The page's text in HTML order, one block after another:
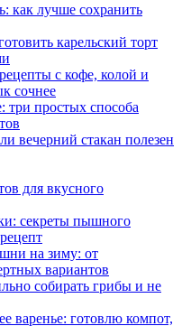
как лучше сохранить
карельский торт
с кофе, колой и
сочнее
три простых способа
вечерний стакан полезен
для вкусного
секреты пышного
на зиму: от
вариантов
собирать грибы и не
варенье: готовлю компот,